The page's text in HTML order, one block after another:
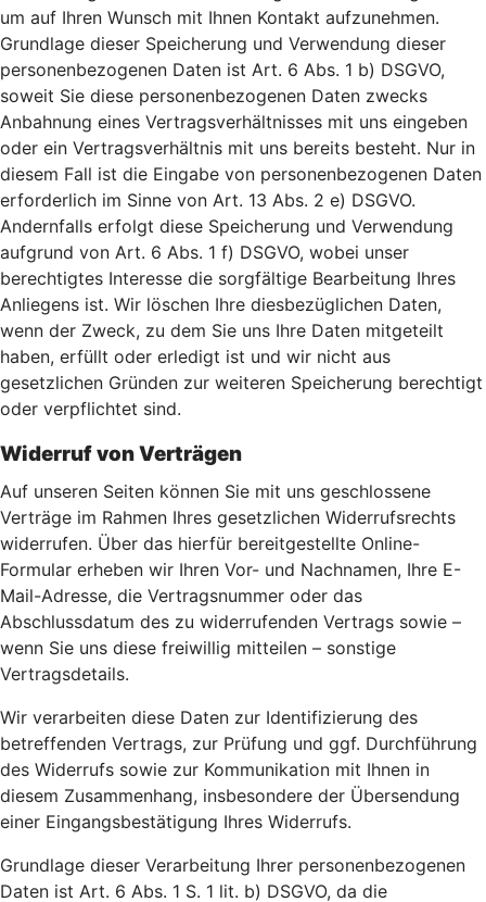
um auf Ihren Wunsch mit Ihnen Kontakt aufzunehmen.
Grundlage dieser Speicherung und Verwendung dieser
personenbezogenen Daten ist Art. 6 Abs. 1 b) DSGVO,
soweit Sie diese personenbezogenen Daten zwecks
Anbahnung eines Vertragsverhältnisses mit uns eingeben
oder ein Vertragsverhältnis mit uns bereits besteht. Nur in
diesem Fall ist die Eingabe von personenbezogenen Daten
erforderlich im Sinne von Art. 13 Abs. 2 e) DSGVO.
Andernfalls erfolgt diese Speicherung und Verwendung
aufgrund von Art. 6 Abs. 1 f) DSGVO, wobei unser
berechtigtes Interesse die sorgfältige Bearbeitung Ihres
Anliegens ist. Wir löschen Ihre diesbezüglichen Daten,
wenn der Zweck, zu dem Sie uns Ihre Daten mitgeteilt
haben, erfüllt oder erledigt ist und wir nicht aus
gesetzlichen Gründen zur weiteren Speicherung berechtigt
oder verpflichtet sind.
Widerruf von Verträgen
Auf unseren Seiten können Sie mit uns geschlossene
Verträge im Rahmen Ihres gesetzlichen Widerrufsrechts
widerrufen. Über das hierfür bereitgestellte Online-
Formular erheben wir Ihren Vor- und Nachnamen, Ihre E-
Mail-Adresse, die Vertragsnummer oder das
Abschlussdatum des zu widerrufenden Vertrags sowie –
wenn Sie uns diese freiwillig mitteilen – sonstige
Vertragsdetails.
Wir verarbeiten diese Daten zur Identifizierung des
betreffenden Vertrags, zur Prüfung und ggf. Durchführung
des Widerrufs sowie zur Kommunikation mit Ihnen in
diesem Zusammenhang, insbesondere der Übersendung
einer Eingangsbestätigung Ihres Widerrufs.
Grundlage dieser Verarbeitung Ihrer personenbezogenen
Daten ist Art. 6 Abs. 1 S. 1 lit. b) DSGVO, da die